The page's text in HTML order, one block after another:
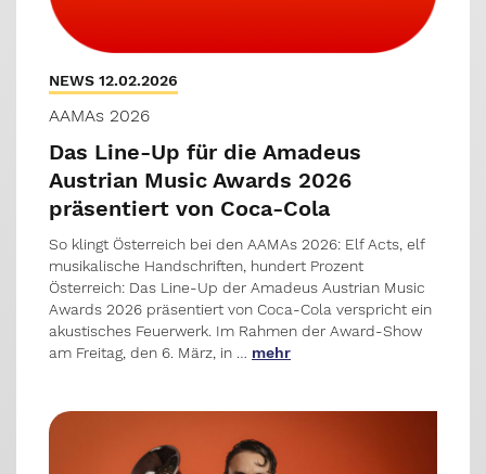
NEWS 12.02.2026
AAMAs 2026
Das Line-Up für die Amadeus
Austrian Music Awards 2026
präsentiert von Coca-Cola
So klingt Österreich bei den AAMAs 2026: Elf Acts, elf
musikalische Handschriften, hundert Prozent
Österreich: Das Line-Up der Amadeus Austrian Music
Awards 2026 präsentiert von Coca-Cola verspricht ein
akustisches Feuerwerk. Im Rahmen der Award-Show
am Freitag, den 6. März, in … mehr